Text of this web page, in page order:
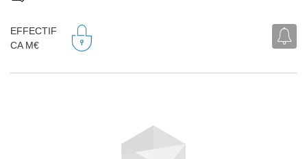
EFFECTIF
CA M€